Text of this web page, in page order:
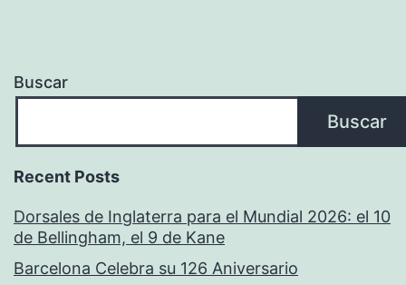
Buscar
Buscar
Recent Posts
Dorsales de Inglaterra para el Mundial 2026: el 10
de Bellingham, el 9 de Kane
Barcelona Celebra su 126 Aniversario